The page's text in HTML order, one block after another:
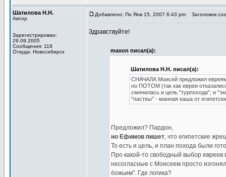
Шатилова Н.Н.
Автор
Зарегистрирован:
29.09.2005
Сообщения: 118
Откуда: Новосибирск
Добавлено: Пн Янв 15, 2007 6:43 pm Заголовок
Здравствуйте!
maxon писал(а):
Шатилова Н.Н. писал(а):
СНАЧАЛА Моисей предложил
но ПОТОМ (так как евреи
сменилась и цель "турпохода", и
"паствы" - манная каша от
Предложил? Пардон,
но Ефимов пишет, что египетские
То есть и цель, и план похода были
Про какой-то свободный выбор
несогласные с Моисеем просто
божьим". Где логика?